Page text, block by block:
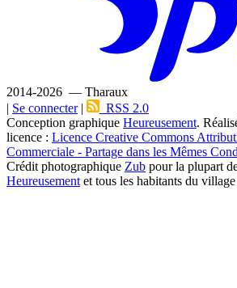
2014-2026 — Tharaux
| Se connecter|
RSS 2.0
Conception graphique Heureusement.
licence : Licence Creative Commons
Commerciale - Partage dans les Mêmes
Crédit photographique Zub pour la plupart
Heureusement et tous les habitants du